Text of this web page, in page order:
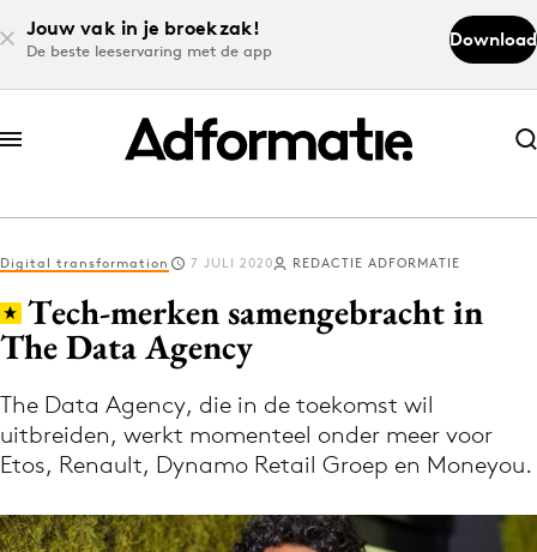
Jouw vak in je broekzak!
De beste leeservaring met de app
Download
Abonneer nu
Abonneer nu
Log in
Download de app
Volg het laatste nieuws via de Adformatie
Nieuws app
Digital transformation 7 JULI 2020 REDACTIE ADFORMATIE
Tech-merken samengebracht in
The Data Agency
The Data Agency, die in de toekomst wil
uitbreiden, werkt momenteel onder meer voor
Etos, Renault, Dynamo Retail Groep en Moneyou.